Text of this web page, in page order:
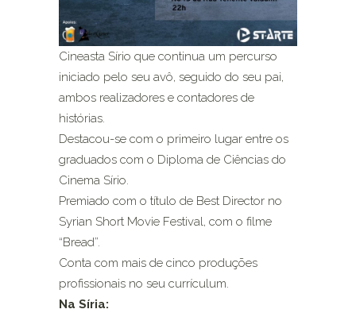
Cineasta Sírio que continua um percurso
iniciado pelo seu avô, seguido do seu pai,
ambos realizadores e contadores de
histórias.
Destacou-se com o primeiro lugar entre os
graduados com o Diploma de Ciências do
Cinema Sírio.
Premiado com o título de Best Director no
Syrian Short Movie Festival, com o filme
“Bread”.
Conta com mais de cinco produções
profissionais no seu currículum.
Na Síria: